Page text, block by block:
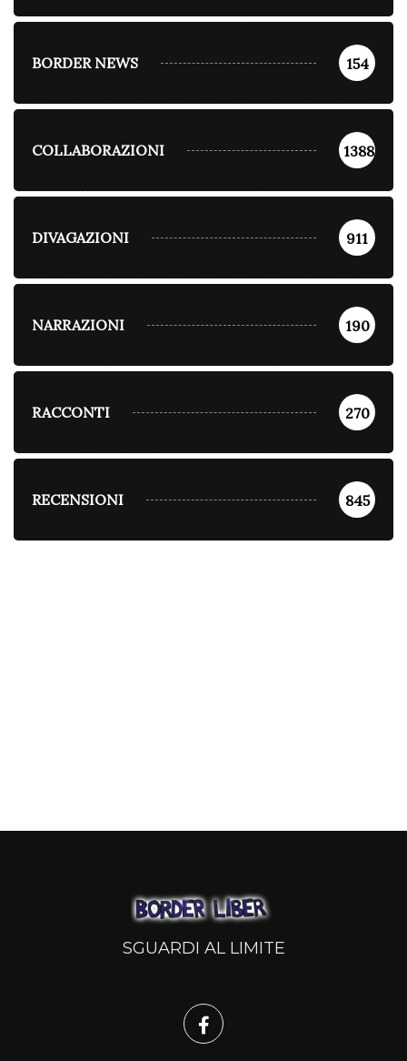
BORDER NEWS 154
COLLABORAZIONI 1388
DIVAGAZIONI 911
NARRAZIONI 190
RACCONTI 270
RECENSIONI 845
SGUARDI AL LIMITE